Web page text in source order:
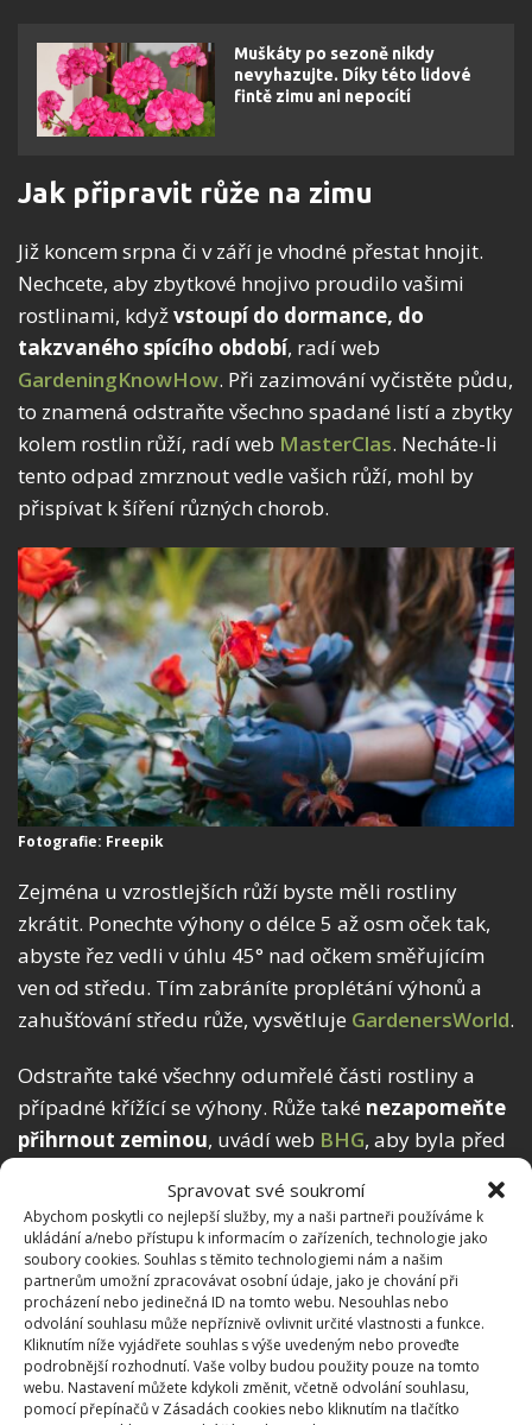
Spravovat své soukromí
Abychom poskytli co nejlepší služby, my a naši partneři používáme k
ukládání a/nebo přístupu k informacím o zařízeních, technologie jako
soubory cookies. Souhlas s těmito technologiemi nám a našim
partnerům umožní zpracovávat osobní údaje, jako je chování při
procházení nebo jedinečná ID na tomto webu. Nesouhlas nebo
odvolání souhlasu může nepříznivě ovlivnit určité vlastnosti a funkce.
Kliknutím níže vyjádřete souhlas s výše uvedeným nebo proveďte
podrobnější rozhodnutí. Vaše volby budou použity pouze na tomto
webu. Nastavení můžete kdykoli změnit, včetně odvolání souhlasu,
pomocí přepínačů v Zásadách cookies nebo kliknutím na tlačítko
Muškáty po sezoně nikdy
nevyhazujte. Díky této lidové
fintě zimu ani nepocítí
Jak připravit růže na zimu
Již koncem srpna či v září je vhodné přestat hnojit.
Nechcete, aby zbytkové hnojivo proudilo vašimi
rostlinami, kdyžvstoupí do dormance, do
takzvaného spícího období, radí web
GardeningKnowHow. Při zazimování vyčistěte půdu,
to znamená odstraňte všechno spadané listí a zbytky
kolem rostlin růží, radí web MasterClas. Necháte-li
tento odpad zmrznout vedle vašich růží, mohl by
přispívat k šíření různých chorob.
Fotografie: Freepik
Zejména u vzrostlejších růží byste měli rostliny
zkrátit. Ponechte výhony o délce 5 až osm oček tak,
abyste řez vedli v úhlu 45° nad očkem směřujícím
ven od středu. Tím zabráníte proplétání výhonů a
zahušťování středu růže, vysvětluje GardenersWorld.
Odstraňte také všechny odumřelé části rostliny a
případné křížící se výhony. Růže také nezapomeňte
přihrnout zeminou, uvádí web BHG, aby byla před
chvojím. A pokud chcete svou sbírku růží rozšířit, o
množení růží řízkovánímjsme již psali na
BydlímeÚtulně.